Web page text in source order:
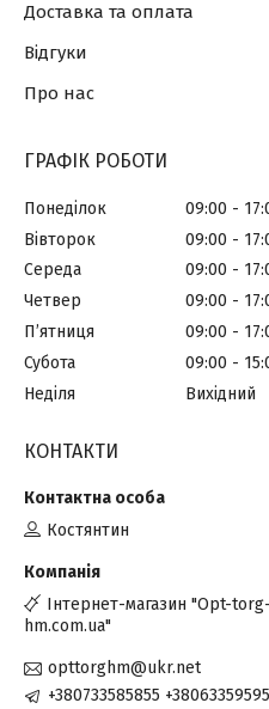
Доставка та оплата
Відгуки
Про нас
ГРАФІК РОБОТИ
Понеділок 09:00
Вівторок
09:00
Середа
09:00
Четвер
09:00
Пʼятниця
09:00
Субота
09:00
Неділя
Вихідний
КОНТАКТИ
Костянтин
Інтернет-магазин "Opt-torg-
hm.com.ua"
opttorghm@ukr.net
+380733585855